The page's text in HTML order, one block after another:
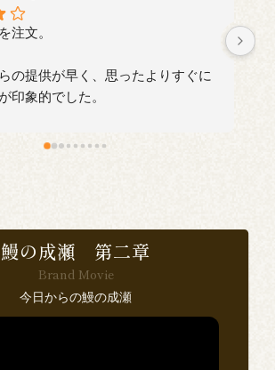
鰻の成瀬 第二章
Brand Movie
今日からの鰻の成瀬